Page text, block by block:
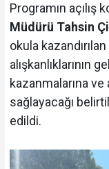
Programın açılış
Müdürü Tahsin
okula
alışkanlıklarının
kazanmalarına ve
sağlayacağı
edildi.